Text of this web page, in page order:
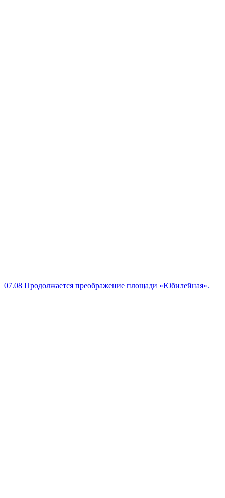
07.08 Продолжается преображение площади «Юбилейная».